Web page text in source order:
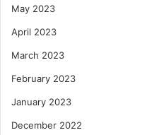
May 2023
April 2023
March 2023
February 2023
January 2023
December 2022